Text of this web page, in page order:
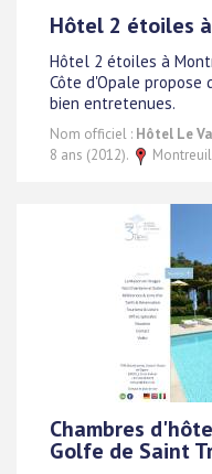
Hôtel 2 étoiles
Hôtel 2 étoiles à
Côte d'Opale
bien entretenues.
Nom officiel : Hôtel Le
8 ans (2012).
Chambres
Golfe de Saint